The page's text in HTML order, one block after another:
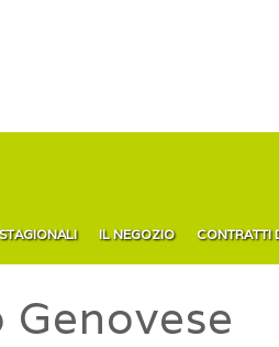
IL NEGOZIO CONTRATTI
Genovese